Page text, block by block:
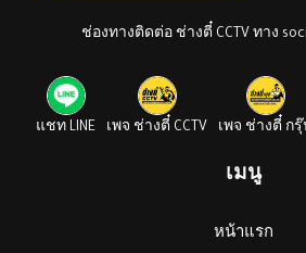
ช่องทางติดต่อ ช่างตี๋ CCTV ทาง
แชท LINE เพจ ช่างตี๋ CCTV เพจ ช่างตี๋ กรุ๊
เมนู
หน้าแรก